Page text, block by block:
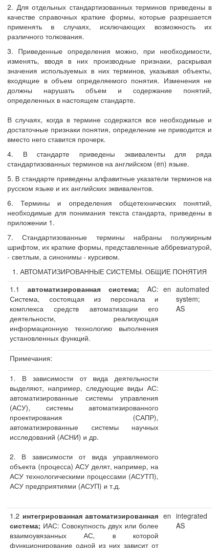
2. Для отдельных стандартизованных терминов приведены в
качестве справочных краткие формы, которые разрешается
применять в случаях, исключающих возможность их
различного толкования.
3. Приведенные определения можно, при необходимости,
изменять, вводя в них производные признаки, раскрывая
значения используемых в них терминов, указывая объекты,
входящие в объем определяемого понятия. Изменения не
должны нарушать объем и содержание понятий,
определенных в настоящем стандарте.
В случаях, когда в термине содержатся все необходимые и
достаточные признаки понятия, определение не приводится и
вместо него ставится прочерк.
4. В стандарте приведены эквиваленты для ряда
стандартизованных терминов на английском (en) языке.
5. В стандарте приведены алфавитные указатели терминов на
русском языке и их английских эквивалентов.
6. Термины и определения общетехнических понятий,
необходимые для понимания текста стандарта, приведены в
приложении 1.
7. Стандартизованные термины набраны полужирным
шрифтом, их краткие формы, представленные аббревиатурой,
- светлым, а синонимы - курсивом.
1. АВТОМАТИЗИРОВАННЫЕ СИСТЕМЫ. ОБЩИЕ ПОНЯТИЯ
1.1 автоматизированная система; AC:
Система, состоящая из персонала и
комплекса средств автоматизации его
деятельности, реализующая
информационную технологию выполнения
установленных функций.
en automated
system;
AS
Примечания:
1. В зависимости от вида деятельности
выделяют, например, следующие виды АС:
автоматизированные системы управления
(АСУ), системы автоматизированного
проектирования (САПР),
автоматизированные системы научных
исследований (АСНИ) и др.
2. В зависимости от вида управляемого
объекта (процесса) АСУ делят, например, на
АСУ технологическими процессами (АСУТП),
АСУ предприятиями (АСУП) и т.д.
1.2 интегрированная автоматизированная
система; ИАС: Совокупность двух или более
взаимоувязанных АС, в которой
функционирование одной из них зависит от
en integrated
AS